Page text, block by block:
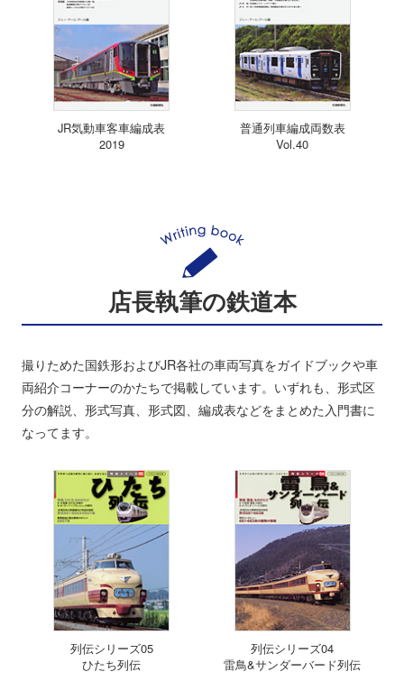
JR気動車客車編成表
2019
普通列車編成両数表
Vol.40
店長執筆の鉄道本
撮りためた国鉄形およびJR各社の車両写真をガイドブックや車
両紹介コーナーのかたちで掲載しています。いずれも、形式区
分の解説、形式写真、形式図、編成表などをまとめた入門書に
なってます。
列伝シリーズ05
ひたち列伝
列伝シリーズ04
雷鳥&サンダーバード列伝